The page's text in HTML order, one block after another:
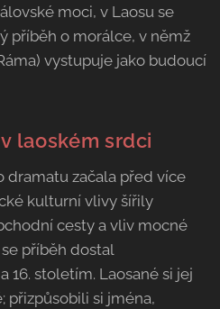
moci, v Laosu se
příběh o morálce, v němž
vystupuje jako budoucí
laoském srdci
dramatu začala před více
kulturní vlivy šířily
cesty a vliv mocné
příběh dostal
16. stoletím. Laosané si jej
přizpůsobili si jména,